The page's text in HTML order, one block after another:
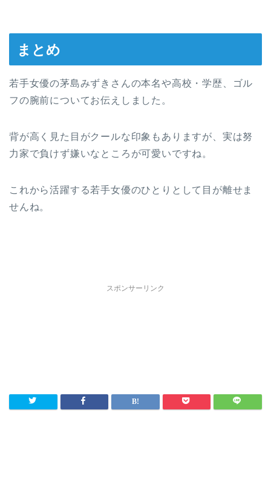
まとめ
若手女優の茅島みずきさんの本名や高校・学歴、ゴル
フの腕前についてお伝えしました。
背が高く見た目がクールな印象もありますが、実は努
力家で負けず嫌いなところが可愛いですね。
これから活躍する若手女優のひとりとして目が離せま
せんね。
スポンサーリンク